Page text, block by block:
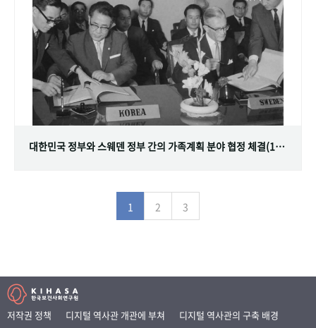
대한민국 정부와 스웨덴 정부 간의 가족계획 분야 협정 체결(1968.07.12)
1 2 3
저작권 정책 디지털 역사관 개관에 부쳐
디지털 역사관의 구축 배경